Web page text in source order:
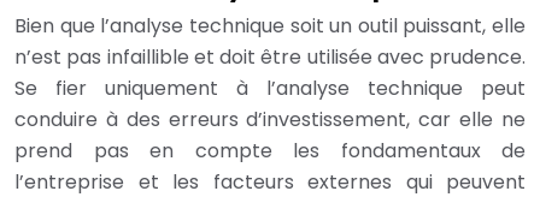
Bien que l’analyse technique soit un outil puissant, elle
n’est pas infaillible et doit être utilisée avec prudence.
Se fier uniquement à l’analyse technique peut
conduire à des erreurs d’investissement, car elle ne
prend pas en compte les fondamentaux de
l’entreprise et les facteurs externes qui peuvent